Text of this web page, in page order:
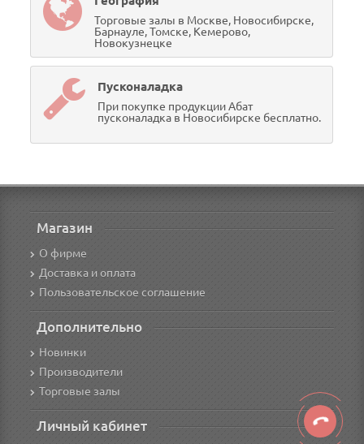
Торговые залы в Москве, Новосибирске,
Барнауле, Томске, Кемерово,
Новокузнецке
Пусконаладка
При покупке продукции Абат
пусконаладка в Новосибирске бесплатно.
Магазин
О фирме
Доставка и оплата
Пользовательское соглашение
Дополнительно
Новинки
Производители
Торговые залы
Личный кабинет